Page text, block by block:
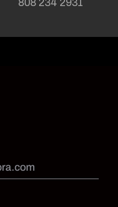
808 234 2931